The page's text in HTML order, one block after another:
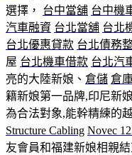
選擇， 台中當舖 台中機
汽車融資 台北當舖 台北
台北優惠貸款 台北債務
屋 台北機車借款 台北汽
亮的大陸新娘、 倉儲 倉
籍新娘第一品牌,印尼新
為合法對象,能幹精練的
Structure Cabling Novec
友會員和福建新娘相親